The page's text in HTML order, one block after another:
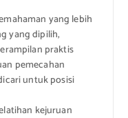
yang lebih
yang dipilih,
praktis
pemecahan
untuk posisi
kejuruan